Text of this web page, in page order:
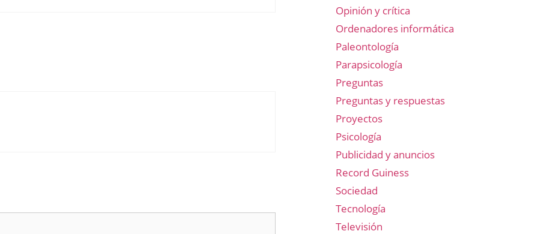
Opinión y crítica
Ordenadores informática
Paleontología
Parapsicología
Preguntas
Preguntas y respuestas
Proyectos
Psicología
Publicidad y anuncios
Record Guiness
Sociedad
Tecnología
Televisión